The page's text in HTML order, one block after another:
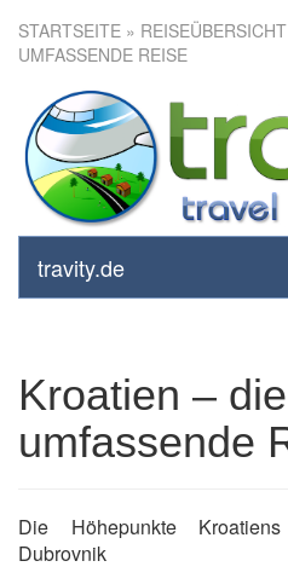
STARTSEITE » REISEÜBERSICHT
UMFASSENDE REISE
travity.de
Kroatien – die
Kroatien – die
umfassende
Die Höhepunkte
Dubrovnik